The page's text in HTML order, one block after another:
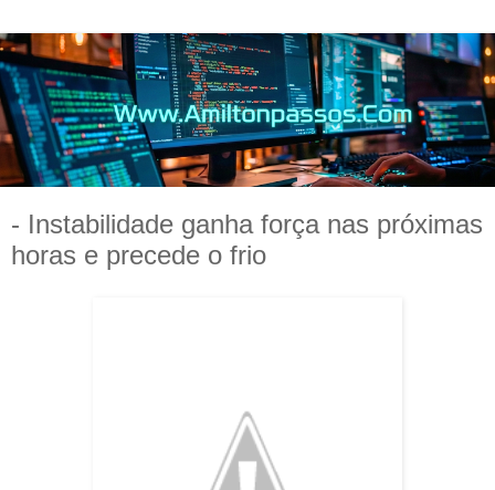
- Instabilidade ganha força nas próximas
horas e precede o frio